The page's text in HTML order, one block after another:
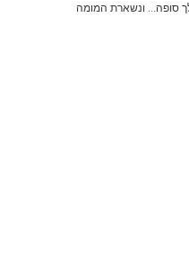
סופה… ונשארת המומה